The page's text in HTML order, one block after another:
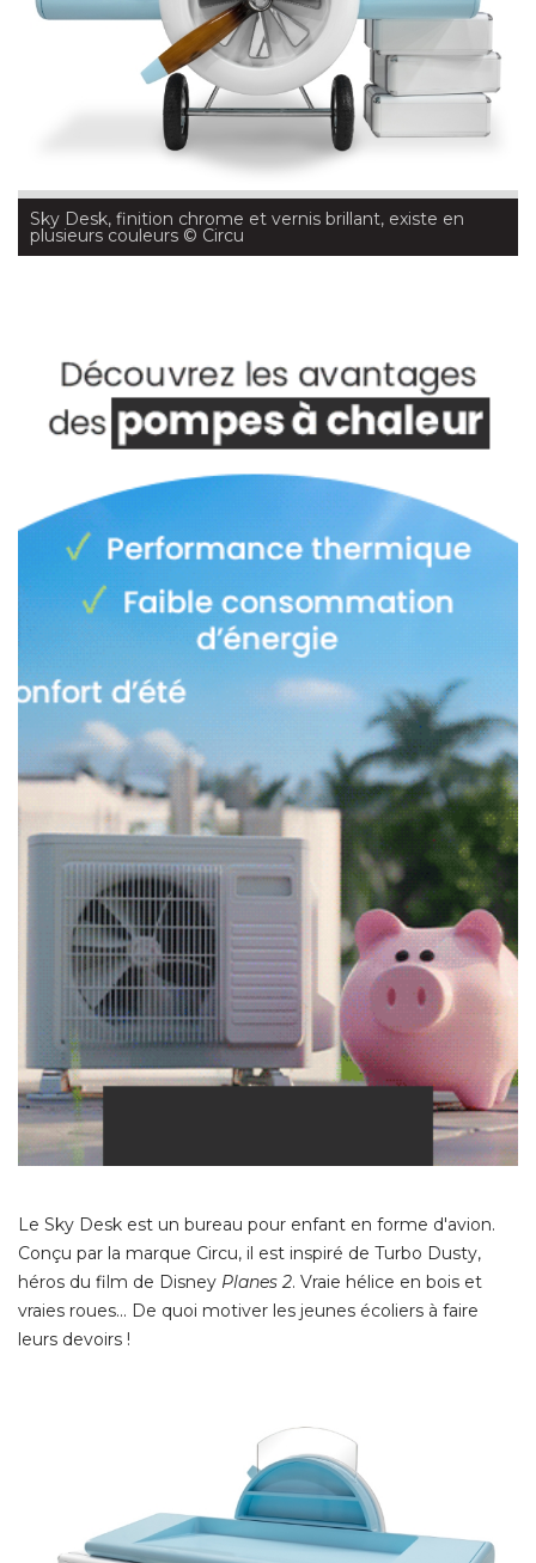
Sky Desk, finition chrome et vernis brillant, existe en
plusieurs couleurs © Circu
Le Sky Desk est un bureau pour enfant en forme d'avion.
Conçu par la marque Circu, il est inspiré de Turbo Dusty,
héros du film de Disney Planes 2. Vraie hélice en bois et
vraies roues... De quoi motiver les jeunes écoliers à faire
leurs devoirs !